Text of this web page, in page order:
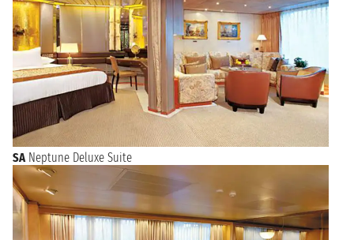
SA Neptune Deluxe Suite